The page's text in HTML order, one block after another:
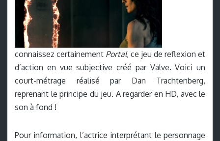
connaissez certainement Portal, ce jeu de reflexion et
d’action en vue subjective créé par Valve. Voici un
court-métrage réalisé par Dan Trachtenberg,
reprenant le principe du jeu. A regarder en HD, avec le
son à fond !
Pour information, l’actrice interprétant le personnage